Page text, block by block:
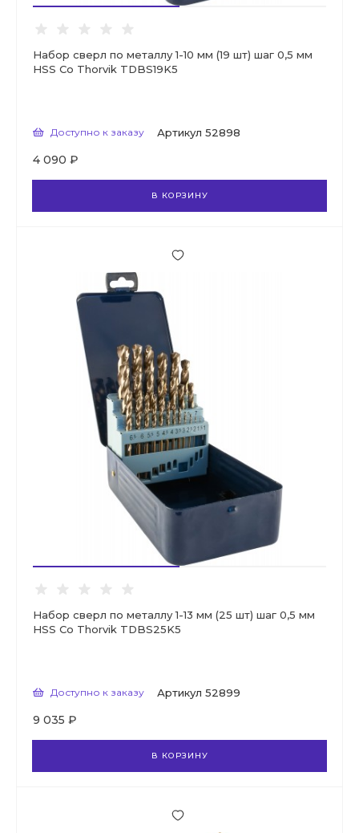
Набор сверл по металлу 1-10 мм (19 шт) шаг 0,5 мм
HSS Co Thorvik TDBS19K5
Доступно к заказу Артикул 52898
4 090 ₽
В КОРЗИНУ
Набор сверл по металлу 1-13 мм (25 шт) шаг 0,5 мм
HSS Co Thorvik TDBS25K5
Доступно к заказу Артикул 52899
9 035 ₽
В КОРЗИНУ